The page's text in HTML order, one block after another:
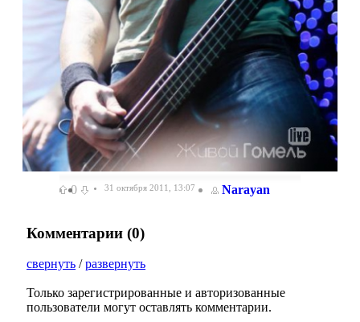
0 31 октября 2011, 13:07 Narayan
Комментарии (0)
свернуть /развернуть
Только зарегистрированные и авторизованные
пользователи могут оставлять комментарии.